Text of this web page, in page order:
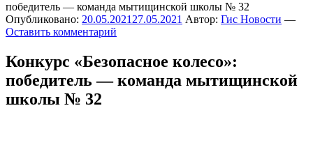
победитель — команда мытищинской школы № 32
Опубликовано: 20.05.2021 27.05.2021 Автор: Гис Новости —
Оставить комментарий
Конкурс «Безопасное колесо»:
победитель — команда мытищинской
школы № 32